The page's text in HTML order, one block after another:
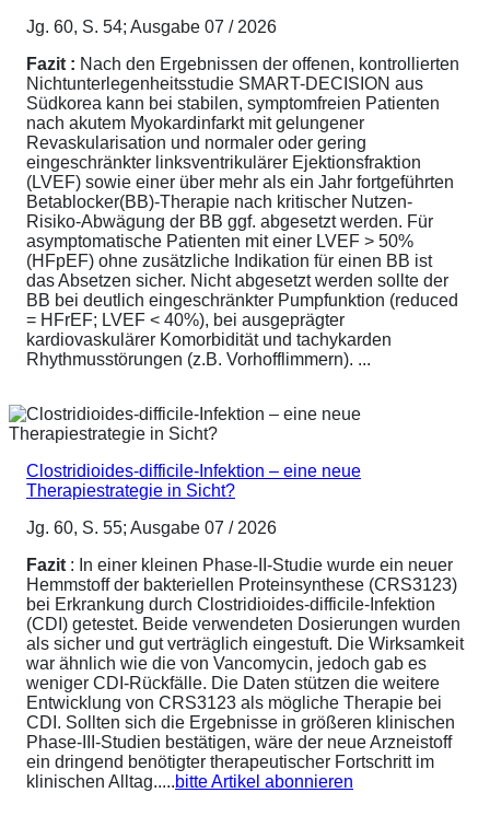
Jg. 60, S. 54; Ausgabe 07 / 2026
Fazit : Nach den Ergebnissen der offenen, kontrollierten
Nichtunterlegenheitsstudie SMART-DECISION aus
Südkorea kann bei stabilen, symptomfreien Patienten
nach akutem Myokardinfarkt mit gelungener
Revaskularisation und normaler oder gering
eingeschränkter linksventrikulärer Ejektionsfraktion
(LVEF) sowie einer über mehr als ein Jahr fortgeführten
Betablocker(BB)-Therapie nach kritischer Nutzen-
Risiko-Abwägung der BB ggf. abgesetzt werden. Für
asymptomatische Patienten mit einer LVEF > 50%
(HFpEF) ohne zusätzliche Indikation für einen BB ist
das Absetzen sicher. Nicht abgesetzt werden sollte der
BB bei deutlich eingeschränkter Pumpfunktion (reduced
= HFrEF; LVEF < 40%), bei ausgeprägter
kardiovaskulärer Komorbidität und tachykarden
Rhythmusstörungen (z.B. Vorhofflimmern). ...
Clostridioides-difficile-Infektion – eine neue
Therapiestrategie in Sicht?
Jg. 60, S. 55; Ausgabe 07 / 2026
Fazit : In einer kleinen Phase-II-Studie wurde ein neuer
Hemmstoff der bakteriellen Proteinsynthese (CRS3123)
bei Erkrankung durch Clostridioides-difficile-Infektion
(CDI) getestet. Beide verwendeten Dosierungen wurden
als sicher und gut verträglich eingestuft. Die Wirksamkeit
war ähnlich wie die von Vancomycin, jedoch gab es
weniger CDI-Rückfälle. Die Daten stützen die weitere
Entwicklung von CRS3123 als mögliche Therapie bei
CDI. Sollten sich die Ergebnisse in größeren klinischen
Phase-III-Studien bestätigen, wäre der neue Arzneistoff
ein dringend benötigter therapeutischer Fortschritt im
klinischen Alltag.....bitte Artikel abonnieren